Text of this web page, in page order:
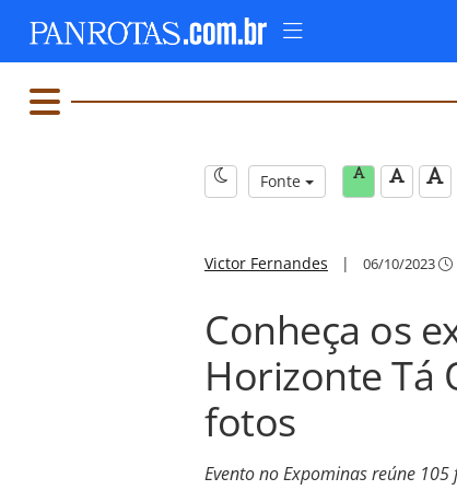
Fonte
Victor Fernandes | 06/10/2023
Conheça os
Horizonte Tá
fotos
Evento no Expominas reúne